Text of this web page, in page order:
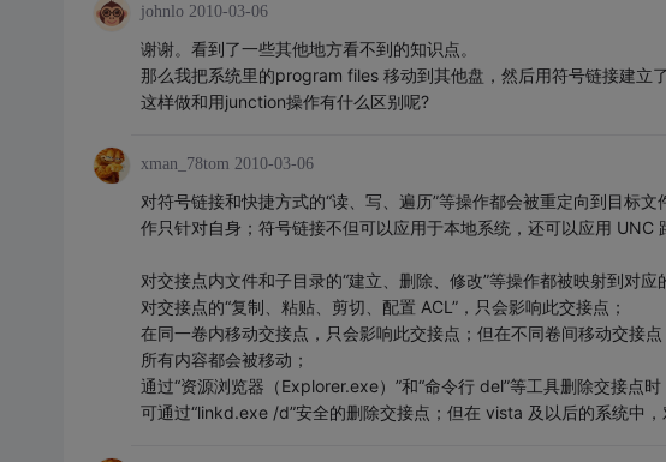
johnlo 2010-03-06
谢谢。看到了一些其他地方看不到的知识点。
那么我把系统里的program files 移动到其他盘，然后用符号链接建
这样做和用junction操作有什么区别呢?
xman_78tom 2010-03-06
对符号链接和快捷方式的“读、写、遍历”等操作都会被重定向到目标
作只针对自身；符号链接不但可以应用于本地系统，还可以应用 UNC
对交接点内文件和子目录的“建立、删除、修改”等操作都被映射到对应
对交接点的“复制、粘贴、剪切、配置 ACL”，只会影响此交接点；
在同一卷内移动交接点，只会影响此交接点；但在不同卷间移动交接
所有内容都会被移动；
通过“资源浏览器（Explorer.exe）”和“命令行 del”等工具删除交接点
可通过“linkd.exe /d”安全的删除交接点；但在 vista 及以后的系统中，